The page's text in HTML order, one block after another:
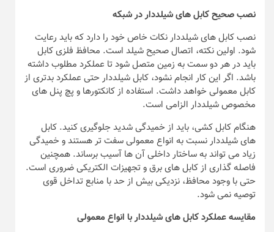
نصب صحیح کابل های شیلددار در شبکه
نصب کابل های شیلددار نکات خاص خود را دارد که باید رعایت
شود. اولین نکته، اتصال صحیح شیلد است. محافظ فلزی کابل
باید در هر دو سمت به زمین متصل شود تا عملکرد مطلوب داشته
باشد. اگر این کار انجام نشود، کابل شیلددار حتی عملکرد بدتری از
کابل معمولی خواهد داشت. استفاده از کانکتورها و پچ پنل های
مخصوص شیلددار الزامی است.
هنگام کابل کشی، باید از خمیدگی شدید جلوگیری کنید. کابل
های شیلددار نسبت به انواع معمولی سفت تر هستند و خمیدگی
زیاد می تواند به ساختار داخلی آن ها آسیب برساند. همچنین
فاصله گذاری از کابل های برق و تجهیزات الکتریکی ضروری است.
حتی با وجود محافظ، نزدیکی بیش از حد با منابع تداخل قوی
توصیه نمی شود.
مقایسه عملکرد کابل های شیلددار با انواع معمولی